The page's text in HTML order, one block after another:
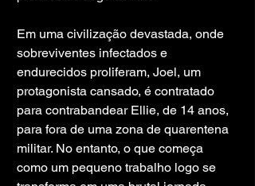
Em uma civilização devastada, onde
sobreviventes infectados e
endurecidos proliferam, Joel, um
protagonista cansado, é contratado
para contrabandear Ellie, de 14 anos,
para fora de uma zona de quarentena
militar. No entanto, o que começa
como um pequeno trabalho logo se